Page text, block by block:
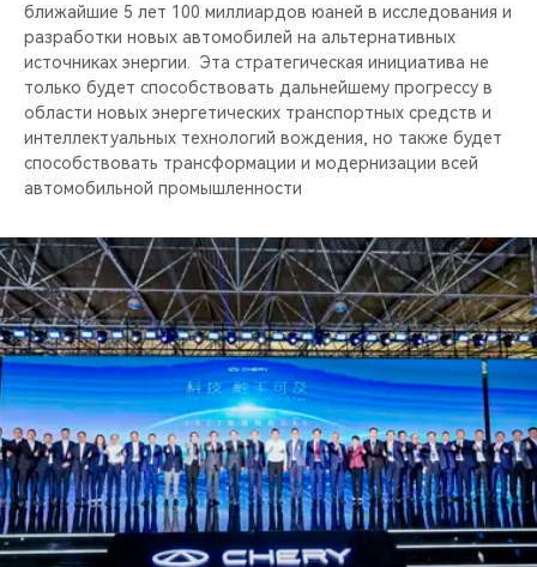
ближайшие 5 лет 100 миллиардов юаней в исследования и
разработки новых автомобилей на альтернативных
источниках энергии. Эта стратегическая инициатива не
только будет способствовать дальнейшему прогрессу в
области новых энергетических транспортных средств и
интеллектуальных технологий вождения, но также будет
способствовать трансформации и модернизации всей
автомобильной промышленности